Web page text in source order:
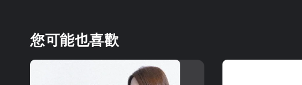
您可能也喜歡